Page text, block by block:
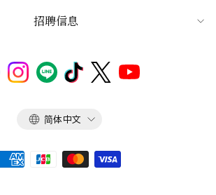
招聘信息
语
简体中文